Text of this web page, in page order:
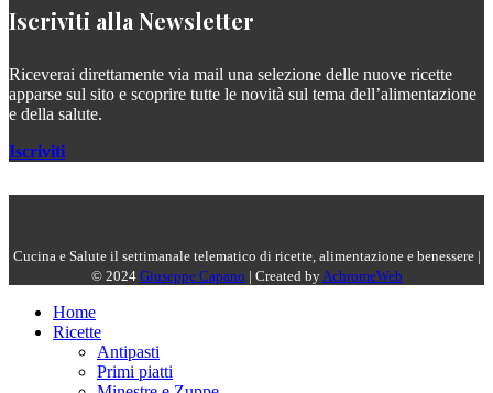
Iscriviti alla Newsletter
Riceverai direttamente via mail una selezione delle nuove ricette
apparse sul sito e scoprire tutte le novità sul tema dell’alimentazione
e della salute.
Iscriviti
Cucina e Salute il settimanale telematico di ricette, alimentazione e benessere |
© 2024 Giuseppe Capano | Created by AchromeWeb
Home
Ricette
Antipasti
Primi piatti